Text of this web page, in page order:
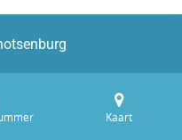
Kaart